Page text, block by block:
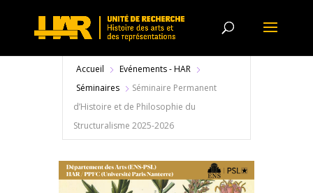
Accueil
Evénements - HAR
Séminaires
Séminaire Permanent
d’Histoire et de Philosophie du
Structuralisme 2025-2026